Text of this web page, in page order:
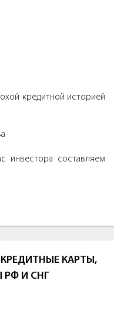
кредитной историей
инвестора составляем
КАРТЫ,
РФ И СНГ